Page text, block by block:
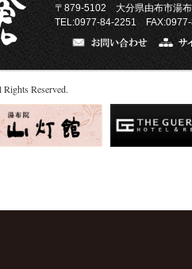
〒879-5102 大分県由布市湯
TEL:0977-84-2251
Reserved.